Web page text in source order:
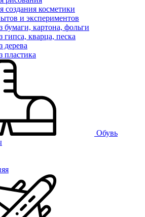
создания косметики
и экспериментов
бумаги, картона, фольги
гипса, кварца, песка
дерева
пластика
Обувь